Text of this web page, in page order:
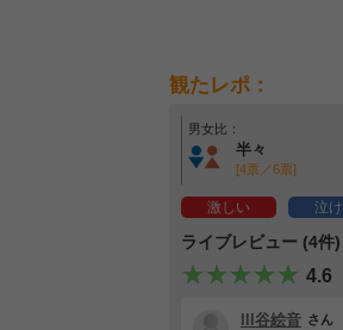
観たレポ：
男女比：
半々
[4票／6票]
激しい 泣
ライブレビュー (4件)
4.6
lll谷絵音 さん